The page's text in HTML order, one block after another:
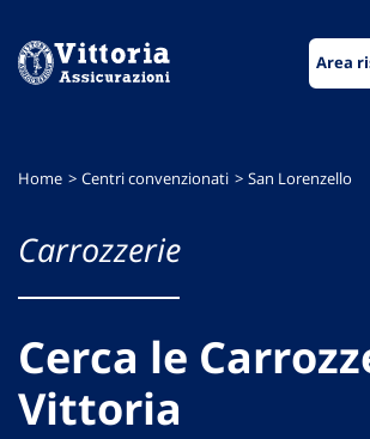
menu
contenuto
footer
Area
Home Centri convenzionati San Lorenzello
Carrozzerie
Cerca le
Vittoria